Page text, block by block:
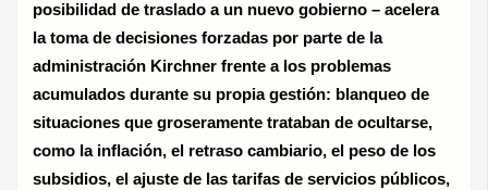
posibilidad de traslado a un nuevo gobierno – acelera
la toma de decisiones forzadas por parte de la
administración Kirchner frente a los problemas
acumulados durante su propia gestión: blanqueo de
situaciones que groseramente trataban de ocultarse,
como la inflación, el retraso cambiario, el peso de los
subsidios, el ajuste de las tarifas de servicios públicos,